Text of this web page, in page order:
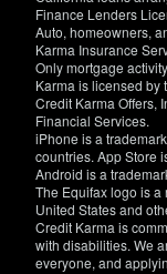
Finance Lenders
Auto, homeowners,
Karma Insurance
Only mortgage
Karma is licensed by
Credit Karma Offers,
Financial Services.
iPhone is a
countries. App Store
Android is a
The Equifax logo is a
United States and
Credit Karma is
with disabilities. We
everyone, and